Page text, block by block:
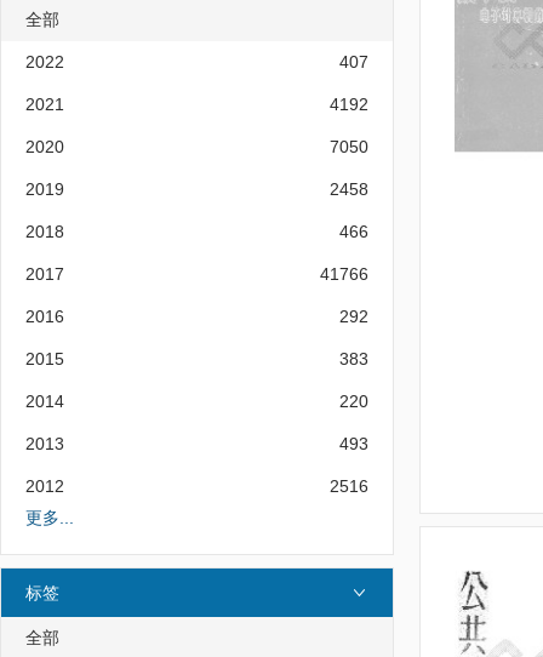
全部
2022 407
2021 4192
2020 7050
2019 2458
2018 466
2017 41766
2016 292
2015 383
2014 220
2013 493
2012
2516
更多...
标签
全部